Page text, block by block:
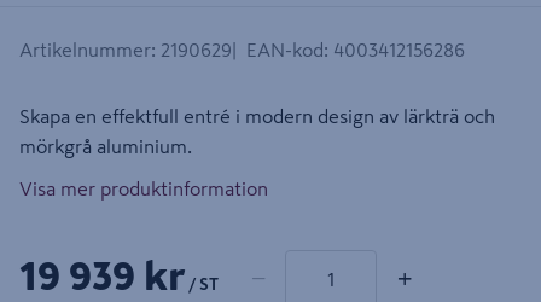
Artikelnummer: 2190629 EAN-kod: 4003412156286
Skapa en effektfull entré i modern design av lärkträ och
mörkgrå aluminium.
Visa mer produktinformation
19 939 kr / ST − +